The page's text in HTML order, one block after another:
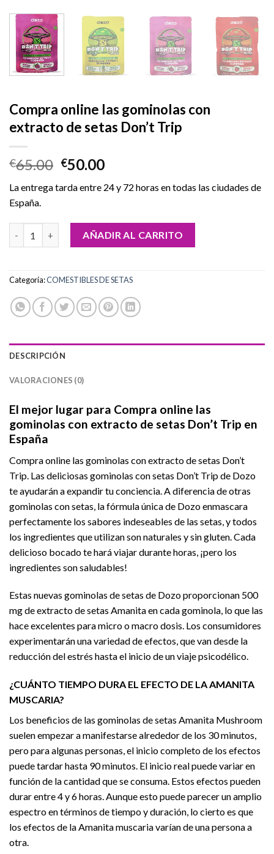
Compra online las gominolas con
extracto de setas Don’t Trip
€65.00 El
original
€65.00.
€50.00El
actual
€50.00.
La entrega tarda entre 24 y 72 horas en todas las ciudades de
España.
Compra online las gominolas con extracto de setas Don't Trip
AÑADIR AL CARRITO
Categoría:COMESTIBLES DE SETAS
DESCRIPCIÓN
VALORACIONES (0)
El mejor lugar para Compra online las
gominolas con extracto de setas Don’t Trip en
España
Compra online las gominolas con extracto de setas Don’t
Trip. Las deliciosas gominolas con setas Don’t Trip de Dozo
te ayudarán a expandir tu conciencia. A diferencia de otras
gominolas con setas, la fórmula única de Dozo enmascara
perfectamente los sabores indeseables de las setas, y todos
los ingredientes que utilizan son naturales y sin gluten. Cada
delicioso bocado te hará viajar durante horas, ¡pero los
ingredientes son saludables!
Estas nuevas gominolas de setas de Dozo proporcionan 500
mg de extracto de setas Amanita en cada gominola, lo que las
hace excelentes para micro o macro dosis. Los consumidores
experimentarán una variedad de efectos, que van desde la
reducción del estrés hasta el inicio de un viaje psicodélico.
¿CUÁNTO TIEMPO DURA EL EFECTO DE LA AMANITA
MUSCARIA?
Los beneficios de las gominolas de setas Amanita Mushroom
suelen empezar a manifestarse alrededor de los 30 minutos,
pero para algunas personas, el inicio completo de los efectos
puede tardar hasta 90 minutos. El inicio real puede variar en
función de la cantidad que se consuma. Estos efectos pueden
durar entre 4 y 6 horas. Aunque esto puede parecer un amplio
espectro en términos de tiempo y duración, lo cierto es que
los efectos de la Amanita muscaria varían de una persona a
otra.